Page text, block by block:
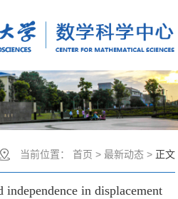
当前位置： 首页 > 最新动态 >正文
independence in displacement